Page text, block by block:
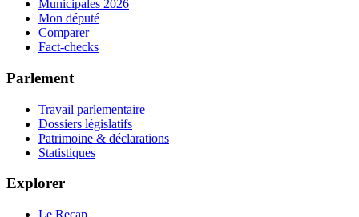
Municipales 2026
Mon député
Comparer
Fact-checks
Parlement
Travail parlementaire
Dossiers législatifs
Patrimoine & déclarations
Statistiques
Explorer